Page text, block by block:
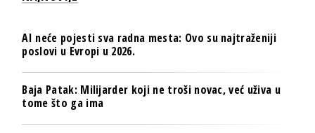
AI neće pojesti sva radna mesta: Ovo su najtraženiji
poslovi u Evropi u 2026.
Baja Patak: Milijarder koji ne troši novac, već uživa u
tome što ga ima